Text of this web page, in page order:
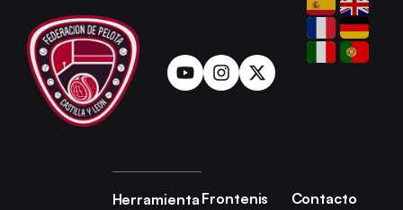
Herramienta Frontenis
Contacto